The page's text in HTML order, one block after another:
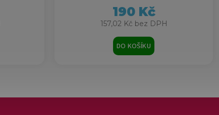
157,02 Kč bez DPH
190 Kč
DO KOŠÍKU